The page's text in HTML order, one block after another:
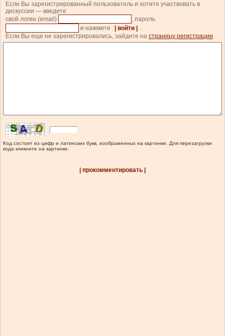
Если Вы зарегистрированный пользователь и хотите участвовать в
дискуссии — введите
свой логин (email)
, пароль
и нажмите
| войти |
.
Если Вы еще не зарегистрировались, зайдите на страницу регистрации.
Код состоит из цифр и латинских букв, изображенных на картинке. Для перезагрузки
кода кликните на картинке.
| прокомментировать |